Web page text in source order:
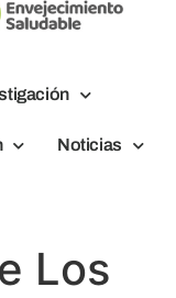
Noticias
Los